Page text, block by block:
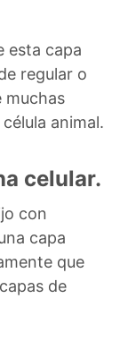
esta capa
regular o
muchas
animal.
celular.
con
capa
que
de